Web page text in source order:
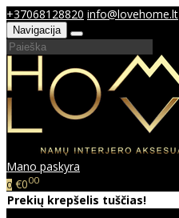
+37068128820 info@lovehome.lt
Navigacija
Mano paskyra
0 €000
Prekių krepšelis tuščias!